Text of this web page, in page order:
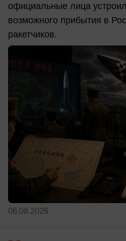
официальные лица
возможного прибытия в
ракетчиков.
06.08.2026